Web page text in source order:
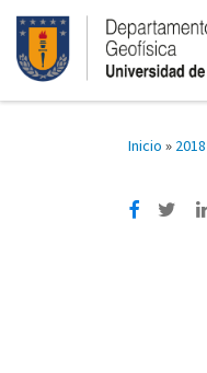
Inicio » 2018